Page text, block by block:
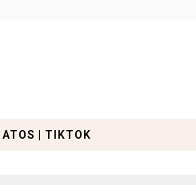
ATOS | TIKTOK